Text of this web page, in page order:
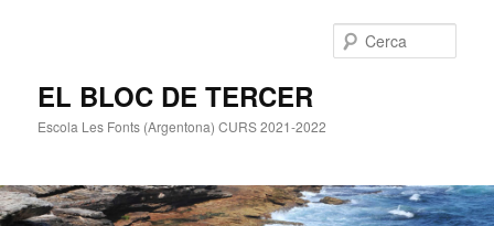
EL BLOC DE TERCER
Escola Les Fonts (Argentona) CURS 2021-2022